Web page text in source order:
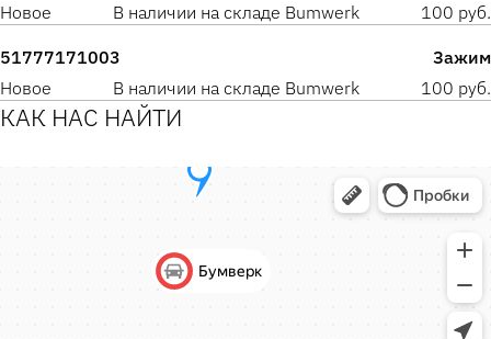
Новое
В наличии на складе Bumwerk 100 руб.
51777171003
Зажим
Новое
В наличии на складе Bumwerk 100 руб.
КАК НАС НАЙТИ